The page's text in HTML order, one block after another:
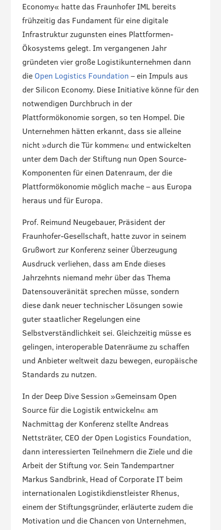
Economy« hatte das Fraunhofer IML bereits
frühzeitig das Fundament für eine digitale
Infrastruktur zugunsten eines Plattformen-
Ökosystems gelegt. Im vergangenen Jahr
gründeten vier große Logistikunternehmen dann
die Open Logistics Foundation – ein Impuls aus
der Silicon Economy. Diese Initiative könne für den
notwendigen Durchbruch in der
Plattformökonomie sorgen, so ten Hompel. Die
Unternehmen hätten erkannt, dass sie alleine
nicht »durch die Tür kommen« und entwickelten
unter dem Dach der Stiftung nun Open Source-
Komponenten für einen Datenraum, der die
Plattformökonomie möglich mache – aus Europa
heraus und für Europa.
Prof. Reimund Neugebauer, Präsident der
Fraunhofer-Gesellschaft, hatte zuvor in seinem
Grußwort zur Konferenz seiner Überzeugung
Ausdruck verliehen, dass am Ende dieses
Jahrzehnts niemand mehr über das Thema
Datensouveränität sprechen müsse, sondern
diese dank neuer technischer Lösungen sowie
guter staatlicher Regelungen eine
Selbstverständlichkeit sei. Gleichzeitig müsse es
gelingen, interoperable Datenräume zu schaffen
und Anbieter weltweit dazu bewegen, europäische
Standards zu nutzen.
In der Deep Dive Session »Gemeinsam Open
Source für die Logistik entwickeln« am
Nachmittag der Konferenz stellte Andreas
Nettsträter, CEO der Open Logistics Foundation,
dann interessierten Teilnehmern die Ziele und die
Arbeit der Stiftung vor. Sein Tandempartner
Markus Sandbrink, Head of Corporate IT beim
internationalen Logistikdienstleister Rhenus,
einem der Stiftungsgründer, erläuterte zudem die
Motivation und die Chancen von Unternehmen,